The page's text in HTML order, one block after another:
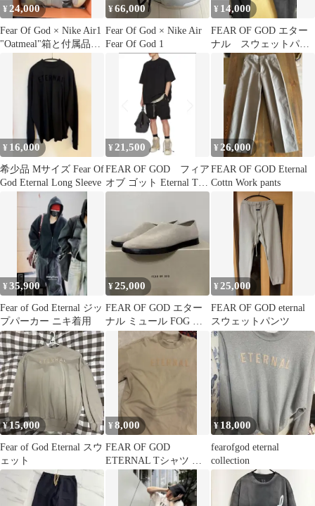
¥ 24,000
Fear Of God × Nike Air1
"Oatmeal"箱と付属品あ
¥66,000
Fear Of God × Nike Air
Fear Of God 1
¥ 14,000
FEAR OF GOD エター
ナル スウェットパン
¥ 16,000
希少品 Mサイズ Fear Of
God Eternal Long Sleeve
¥ 21,500
FEAR OF GOD フィア
オブ ゴット Eternal T
新品未使用
¥ 26,000
FEAR OF GOD Eternal
Cottn Work pants
¥35,900
Fear of God Eternal ジッ
プパーカー ニキ着用
¥25,000
FEAR OF GOD エター
ナル ミュール FOG フ
ィアオブゴッド 革靴
¥25,000
FEAR OF GOD eternal
スウェットパンツ
¥15,000
Fear of God Eternal スウ
ェット
¥8,000
FEAR OF GOD
ETERNAL Tシャツ ベ
ージュ
¥ 18,000
fearofgod eternal
collection